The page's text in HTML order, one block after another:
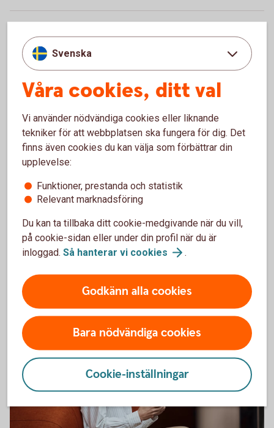
Nu höjs utdelningsspannet i Corporate Bond Nordic High
Yield B
Fondinformation
Förräntningstakter
Stängda
handelsdagar
Utdelningar (pdf)
Månadsrapporter ochkommentarer
Legala dokument för vårafonder
Svenska
Våra cookies, ditt val
Vi använder nödvändiga cookies eller liknande
tekniker för att webbplatsen ska fungera för dig. Det
finns även cookies du kan välja som förbättrar din
upplevelse:
Funktioner, prestanda och statistik
Relevant marknadsföring
Du kan ta tillbaka ditt cookie-medgivande när du vill,
på cookie-sidan eller under din profil när du är
inloggad. Så hanterar vi cookies .
Godkänn alla cookies
Bara nödvändiga cookies
Cookie-inställningar